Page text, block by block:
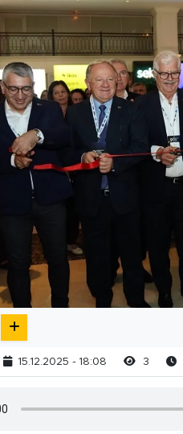
15.12.2025 - 18:08 3